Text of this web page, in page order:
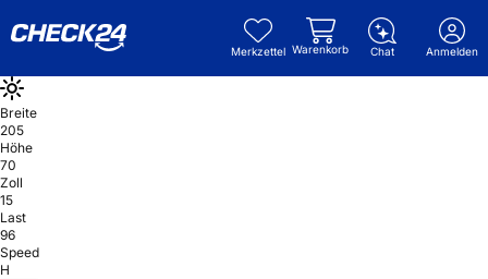
Merkzettel Warenkorb Chat Anmelden
Breite
205
Höhe
70
Zoll
15
Last
96
Speed
H